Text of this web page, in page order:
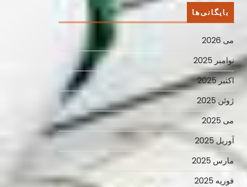
بایگانی‌ها
می 2026
نوامبر 2025
اکتبر 2025
ژوئن 2025
می 2025
آوریل 2025
مارس 2025
فوریه 2025